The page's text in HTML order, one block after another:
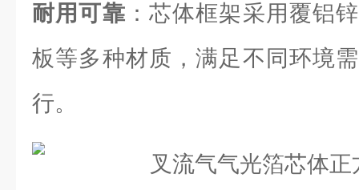
耐用可靠 ：芯体框架采用覆铝
板等多种材质，满足不同环境
行。